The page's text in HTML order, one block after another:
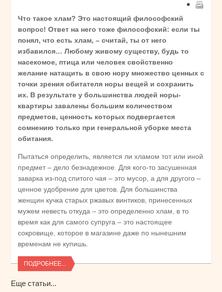
Что такое хлам? Это настоящий философский
вопрос! Ответ на него тоже философский: если ты
понял, что есть хлам, – считай, ты от него
избавился… Любому живому существу, будь то
насекомое, птица или человек свойственно
желание натащить в свою нору множество ценных с
точки зрения обитателя норы вещей и сохранить
их. В результате у большинства людей норы-
квартиры завалены большим количеством
предметов, ценность которых подвергается
сомнению только при генеральной уборке места
обитания.
Пытаться определить, является ли хламом тот или иной
предмет – дело безнадежное. Для кого-то засушенная
заварка из-под спитого чая – это мусор, а для другого –
ценное удобрение для цветов. Для большинства
женщин кучка старых ржавых винтиков, принесенных
мужем невесть откуда – это определенно хлам, в то
время как для самого супруга – это настоящее
сокровище, которое в магазине даже по нынешним
временам не купишь.
ПОДРОБНЕЕ...
Еще статьи...